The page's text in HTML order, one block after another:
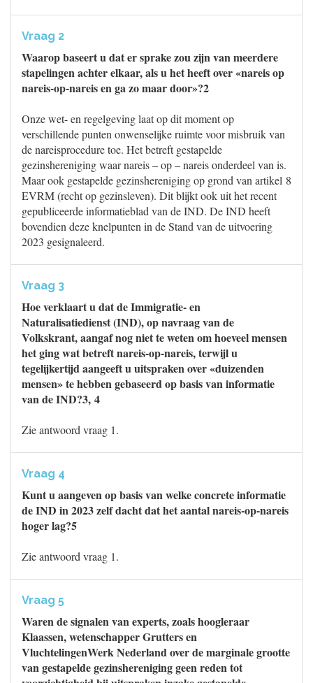
Vraag 2
Waarop baseert u dat er sprake zou zijn van meerdere
stapelingen achter elkaar, als u het heeft over «nareis op
nareis-op-nareis en ga zo maar door»?2
Onze wet- en regelgeving laat op dit moment op
verschillende punten onwenselijke ruimte voor misbruik van
de nareisprocedure toe. Het betreft gestapelde
gezinshereniging waar nareis – op – nareis onderdeel van is.
Maar ook gestapelde gezinshereniging op grond van artikel 8
EVRM (recht op gezinsleven). Dit blijkt ook uit het recent
gepubliceerde informatieblad van de IND. De IND heeft
bovendien deze knelpunten in de Stand van de uitvoering
2023 gesignaleerd.
Vraag 3
Hoe verklaart u dat de Immigratie- en
Naturalisatiedienst (IND), op navraag van de
Volkskrant, aangaf nog niet te weten om hoeveel mensen
het ging wat betreft nareis-op-nareis, terwijl u
tegelijkertijd aangeeft u uitspraken over «duizenden
mensen» te hebben gebaseerd op basis van informatie
van de IND?3, 4
Zie antwoord vraag 1.
Vraag 4
Kunt u aangeven op basis van welke concrete informatie
de IND in 2023 zelf dacht dat het aantal nareis-op-nareis
hoger lag?5
Zie antwoord vraag 1.
Vraag 5
Waren de signalen van experts, zoals hoogleraar
Klaassen, wetenschapper Grutters en
VluchtelingenWerk Nederland over de marginale grootte
van gestapelde gezinshereniging geen reden tot